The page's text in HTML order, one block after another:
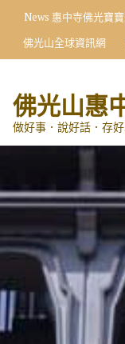
content
News 惠中寺佛光寶
佛光山全球資訊網
佛光山惠
做好事．說好話．存